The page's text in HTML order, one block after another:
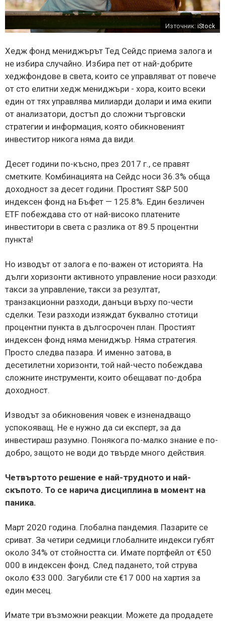
Източник: iStock
Хедж фонд мениджърът Тед Сейдс приема залога и
не избира случайно. Избира пет от най-добрите
хеджфондове в света, които се управляват от повече
от сто елитни хедж мениджъри - хора, които всеки
един от тях управлява милиарди долари и има екипи
от анализатори, достъп до сложни търговски
стратегии и информация, която обикновеният
инвеститор никога няма да види.
Десет години по-късно, през 2017 г., се правят
сметките. Комбинацията на Сейдс носи 36.3% обща
доходност за десет години. Простият S&P 500
индексен фонд на Бъфет — 125.8%. Един безличен
ETF побеждава сто от най-високо платените
инвеститори в света с разлика от 89.5 процентни
пункта!
Но изводът от залога е по-важен от историята. На
дълги хоризонти активното управление носи разходи:
такси за управление, такси за резултат,
транзакционни разходи, данъци върху по-чести
сделки. Тези разходи изяждат буквално стотици
процентни пункта в дългосрочен план. Простият
индексен фонд няма мениджър. Няма стратегия.
Просто следва пазара. И именно затова, в
десетилетни хоризонти, той най-често побеждава
сложните инструменти, които обещават по-добра
доходност.
Изводът за обикновения човек е изненадващо
успокояващ. Не е нужно да си експерт, за да
инвестираш разумно. Понякога по-малко знание е по-
добро, защото не води до твърде много действия.
Четвъртото решение е най-трудното и най-
скъпото. То се нарича дисциплина в момент на
паника.
Март 2020 година. Глобална пандемия. Пазарите се
сриват. За четири седмици глобалните индекси губят
около 34% от стойността си. Имате портфейл от €50
000 в индексен фонд. След падането, той струва
около €33 000. Загубили сте €17 000 на хартия за
един месец.
Имате три възможни реакции. Можете да продадете